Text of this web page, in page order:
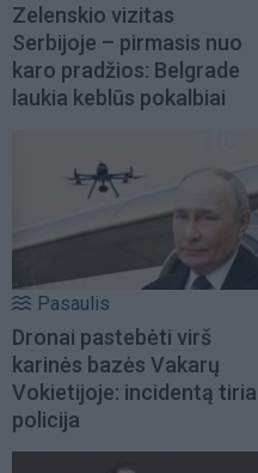
Zelenskio vizitas
Serbijoje – pirmasis nuo
karo pradžios: Belgrade
laukia keblūs pokalbiai
Pasaulis
Dronai pastebėti virš
karinės bazės Vakarų
Vokietijoje: incidentą tiria
policija